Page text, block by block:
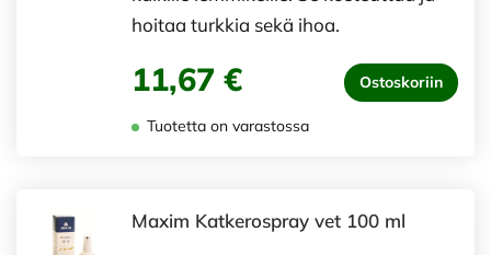
hoitaa turkkia sekä ihoa.
11,67 € Ostoskoriin
Tuotetta on varastossa
Maxim Katkerospray vet 100 ml